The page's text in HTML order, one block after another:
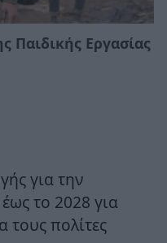
Παιδικής Εργασίας
για την
το 2028 για
τους πολίτες